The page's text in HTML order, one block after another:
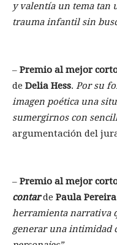
y valentía un tema tan
trauma infantil sin
– Premio al mejor
de Delia Hess. Por su
imagen poética una
sumergirnos con
argumentación del
– Premio al mejor
contarde Paula Pereira
herramienta narrativa
generar una intimidad